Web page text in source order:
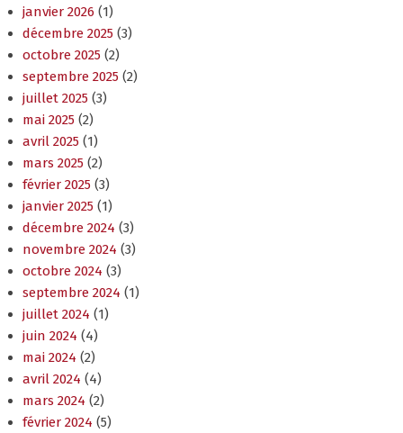
janvier 2026 (1)
décembre 2025 (3)
octobre 2025 (2)
septembre 2025 (2)
juillet 2025 (3)
mai 2025 (2)
avril 2025 (1)
mars 2025 (2)
février 2025 (3)
janvier 2025 (1)
décembre 2024 (3)
novembre 2024 (3)
octobre 2024 (3)
septembre 2024 (1)
juillet 2024 (1)
juin 2024 (4)
mai 2024 (2)
avril 2024 (4)
mars 2024 (2)
février 2024 (5)